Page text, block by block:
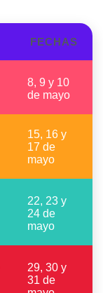
FECHAS
8, 9 y 10
de mayo
15, 16 y
17 de
mayo
22, 23 y
24 de
mayo
29, 30 y
31 de